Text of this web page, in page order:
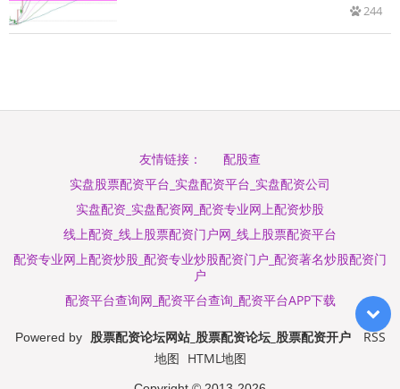
244
友情链接：
配股查
实盘股票配资平台_实盘配资平台_实盘配资公司
实盘配资_实盘配资网_配资专业网上配资炒股
线上配资_线上股票配资门户网_线上股票配资平台
配资专业网上配资炒股_配资专业炒股配资门户_配资著名炒股配资门
户
配资平台查询网_配资平台查询_配资平台APP下载
Powered by 股票配资论坛网站_股票配资论坛_股票配资开户
RSS
地图 HTML地图